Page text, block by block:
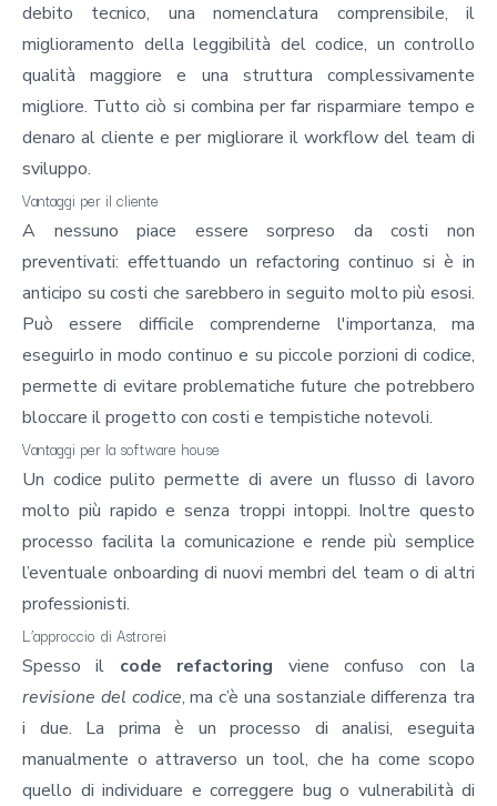
debito tecnico, una nomenclatura comprensibile, il
miglioramento della leggibilità del codice, un controllo
qualità maggiore e una struttura complessivamente
migliore. Tutto ciò si combina per far risparmiare tempo e
denaro al cliente e per migliorare il workflow del team di
sviluppo.
Vantaggi per il cliente
A nessuno piace essere sorpreso da costi non
preventivati: effettuando un refactoring continuo si è in
anticipo su costi che sarebbero in seguito molto più esosi.
Può essere difficile comprenderne l'importanza, ma
eseguirlo in modo continuo e su piccole porzioni di codice,
permette di evitare problematiche future che potrebbero
bloccare il progetto con costi e tempistiche notevoli.
Vantaggi per la software house
Un codice pulito permette di avere un flusso di lavoro
molto più rapido e senza troppi intoppi. Inoltre questo
processo facilita la comunicazione e rende più semplice
l’eventuale onboarding di nuovi membri del team o di altri
professionisti.
L’approccio di Astrorei
Spesso il code refactoring viene confuso con la
revisione del codice, ma c’è una sostanziale differenza tra
i due. La prima è un processo di analisi, eseguita
manualmente o attraverso un tool, che ha come scopo
quello di individuare e correggere bug o vulnerabilità di